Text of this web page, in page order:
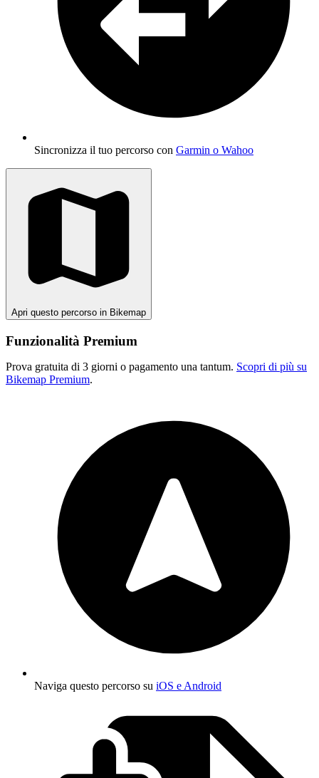
Sincronizza il tuo percorso con Garmin o Wahoo
Apri questo percorso in Bikemap
Funzionalità Premium
Prova gratuita di 3 giorni o pagamento una tantum. Scopri di più su
Bikemap Premium.
Naviga questo percorso su iOS e Android